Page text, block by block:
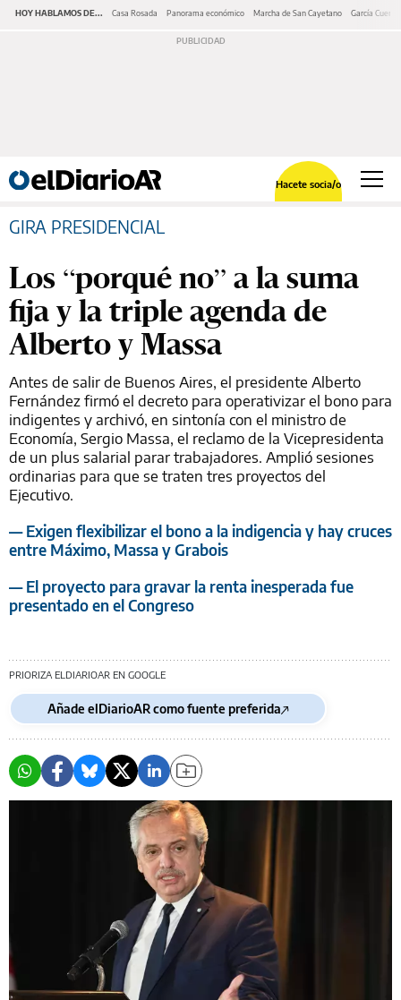
HOY HABLAMOS DE... Casa Rosada Panorama económico Marcha de San Cayetano García Cuerva
Hacete socia/o
GIRA PRESIDENCIAL
Los “porqué no” a la suma
fija y la triple agenda de
Alberto y Massa
Antes de salir de Buenos Aires, el presidente Alberto
Fernández firmó el decreto para operativizar el bono para
indigentes y archivó, en sintonía con el ministro de
Economía, Sergio Massa, el reclamo de la Vicepresidenta
de un plus salarial parar trabajadores. Amplió sesiones
ordinarias para que se traten tres proyectos del
Ejecutivo.
— Exigen flexibilizar el bono a la indigencia y hay cruces
entre Máximo, Massa y Grabois
— El proyecto para gravar la renta inesperada fue
presentado en el Congreso
PRIORIZA ELDIARIOAR EN GOOGLE
Añade elDiarioAR como fuente preferida